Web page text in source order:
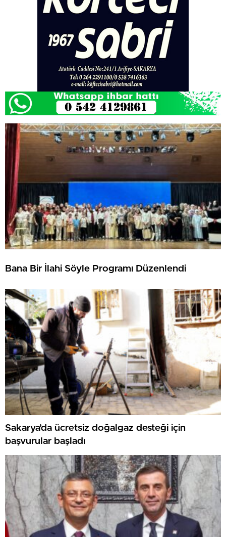
Bana Bir İlahi Söyle Programı Düzenlendi
Sakarya’da ücretsiz doğalgaz desteği için
başvurular başladı